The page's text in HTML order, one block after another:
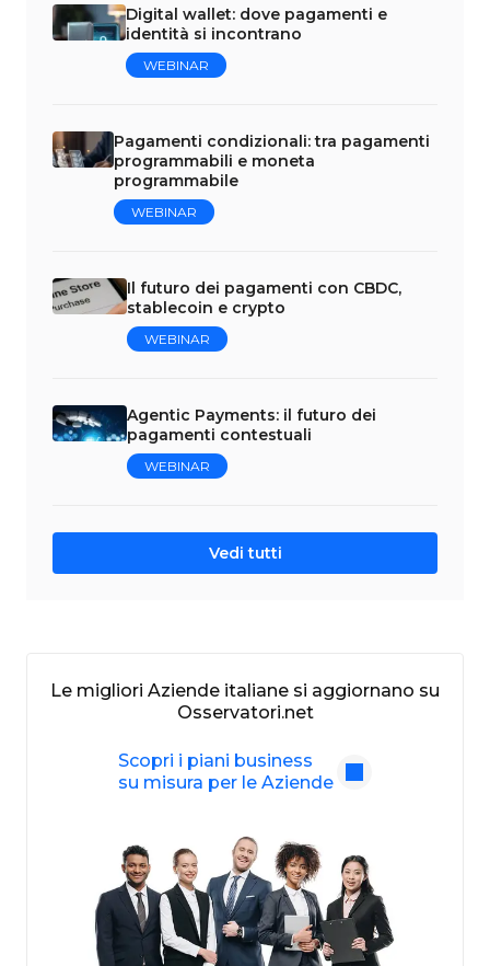
Digital wallet: dove pagamenti e
identità si incontrano
WEBINAR
Pagamenti condizionali: tra pagamenti
programmabili e moneta
programmabile
WEBINAR
Il futuro dei pagamenti con CBDC,
stablecoin e crypto
WEBINAR
Agentic Payments: il futuro dei
pagamenti contestuali
WEBINAR
Vedi tutti
Le migliori Aziende italiane si aggiornano su
Osservatori.net
Scopri i piani business
su misura per le Aziende